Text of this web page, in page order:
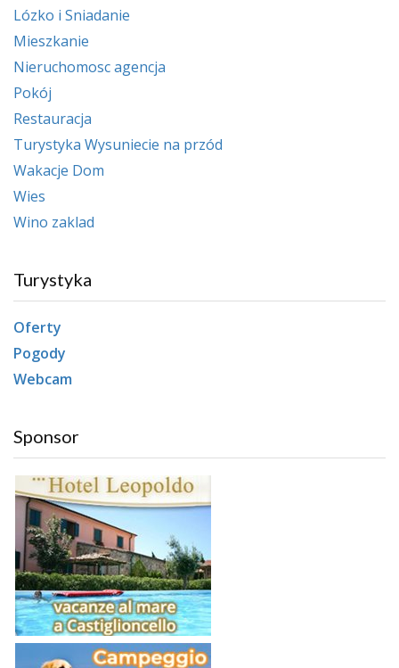
Lózko i Sniadanie
Mieszkanie
Nieruchomosc agencja
Pokój
Restauracja
Turystyka Wysuniecie na przód
Wakacje Dom
Wies
Wino zaklad
Turystyka
Oferty
Pogody
Webcam
Sponsor